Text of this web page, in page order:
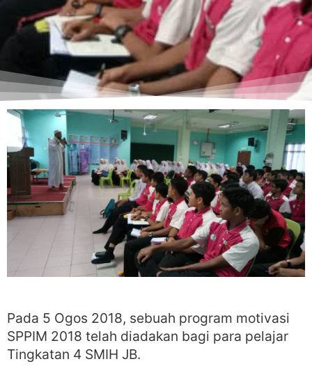
Pada 5 Ogos 2018, sebuah program motivasi
SPPIM 2018 telah diadakan bagi para pelajar
Tingkatan 4 SMIH JB.